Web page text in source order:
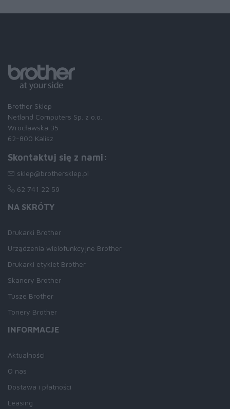
Brother Sklep
Netland Computers Sp. z o.o.
Wrocławska 35
62-800 Kalisz
Skontaktuj się z nami:
sklep@brothersklep.pl
62 741 22 59
NA SKRÓTY
Drukarki Brother
Urządzenia wielofunkcyjne Brother
Drukarki etykiet Brother
Skanery Brother
Tusze Brother
Tonery Brother
INFORMACJE
Aktualności
O nas
Dostawa i płatności
Leasing